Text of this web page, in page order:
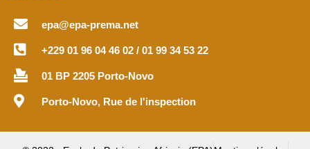
epa@epa-prema.net
+229 01 96 04 46 02 / 01 99 34 53 22
01 BP 2205 Porto-Novo
Porto-Novo, Rue de l'inspection